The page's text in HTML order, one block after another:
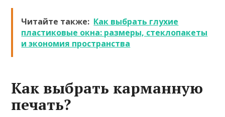
Читайте также: Как выбрать глухие
пластиковые окна: размеры, стеклопакеты
и экономия пространства
Как выбрать карманную
печать?